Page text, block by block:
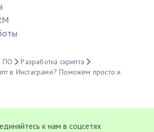
ПО
Разработка скрипта
в Инстаграме? Поможем просто и
к нам в соцсетях